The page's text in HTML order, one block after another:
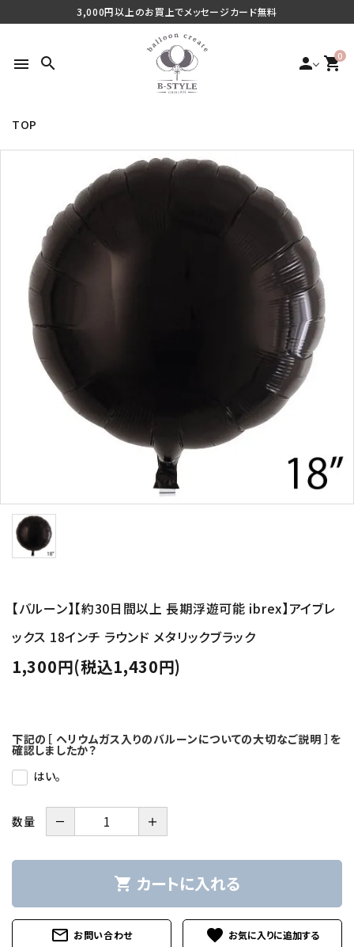
3,000円以上のお買上でメッセージカード無料
menu search person 0
shopping_cart
最近チェックした商品
ご利用シーンから探す
商品タイプから探す
価格から探す
コンテンツ
ガイドライン
meeting_room ログイン
TOP
【バルーン】【約30日間以上 長期浮遊可能 ibrex】アイブレ
ックス 18インチ ラウンド メタリックブラック
1,300円(税込1,430円)
下記の［ ヘリウムガス入りのバルーンについての大切なご説明 ］を
確認しましたか？
はい。
数量 － ＋
shopping_cart カートに入れる
mail_outline お問い合わせ favorite